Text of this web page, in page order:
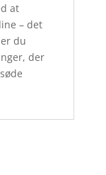
at
– det
du
der